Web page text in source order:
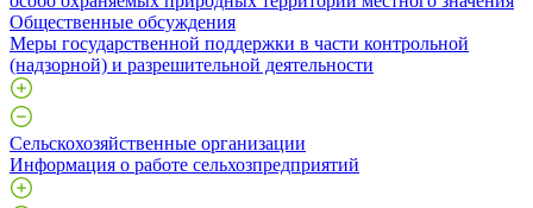
Общественные обсуждения
Меры государственной поддержки в части контрольной
(надзорной) и разрешительной деятельности
Сельскохозяйственные организации
Информация о работе сельхозпредприятий